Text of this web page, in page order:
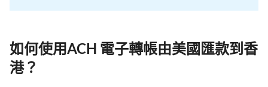
如何使用ACH 電子轉帳由美國匯款到香
港？